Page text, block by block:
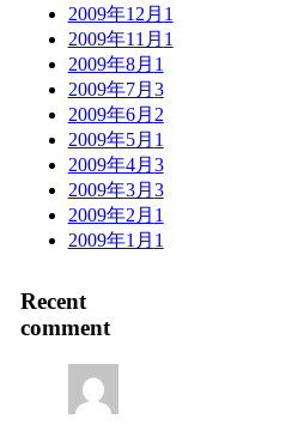
2009年12月 1
2009年11月 1
2009年8月 1
2009年7月 3
2009年6月 2
2009年5月 1
2009年4月 3
2009年3月 3
2009年2月 1
2009年1月 1
Recent
comment